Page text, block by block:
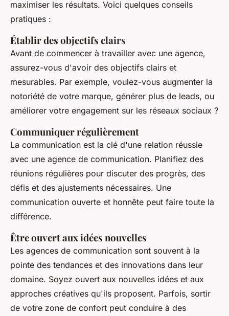
maximiser les résultats. Voici quelques conseils
pratiques :
Établir des objectifs clairs
Avant de commencer à travailler avec une agence,
assurez-vous d'avoir des objectifs clairs et
mesurables. Par exemple, voulez-vous augmenter la
notoriété de votre marque, générer plus de leads, ou
améliorer votre engagement sur les réseaux sociaux ?
Communiquer régulièrement
La communication est la clé d'une relation réussie
avec une agence de communication. Planifiez des
réunions régulières pour discuter des progrès, des
défis et des ajustements nécessaires. Une
communication ouverte et honnête peut faire toute la
différence.
Être ouvert aux idées nouvelles
Les agences de communication sont souvent à la
pointe des tendances et des innovations dans leur
domaine. Soyez ouvert aux nouvelles idées et aux
approches créatives qu'ils proposent. Parfois, sortir
de votre zone de confort peut conduire à des